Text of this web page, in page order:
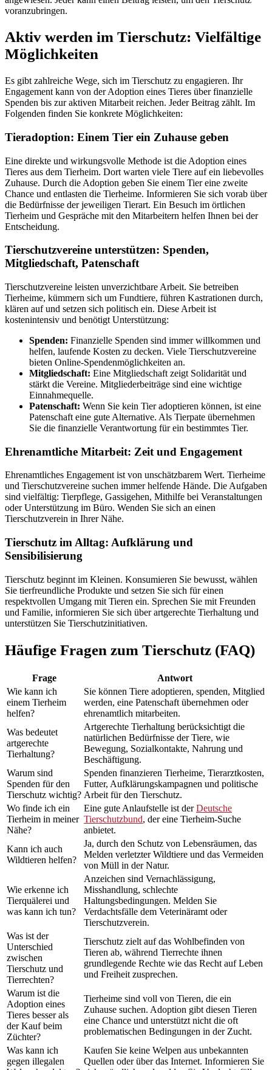
voranzubringen.
Aktiv werden im Tierschutz: Vielfältige
Möglichkeiten
Es gibt zahlreiche Wege, sich im Tierschutz zu engagieren. Ihr
Engagement kann von der Adoption eines Tieres über finanzielle
Spenden bis zur aktiven Mitarbeit reichen. Jeder Beitrag zählt. Im
Folgenden finden Sie konkrete Möglichkeiten:
Tieradoption: Einem Tier ein Zuhause geben
Eine direkte und wirkungsvolle Methode ist die Adoption eines
Tieres aus dem Tierheim. Dort warten viele Tiere auf ein liebevolles
Zuhause. Durch die Adoption geben Sie einem Tier eine zweite
Chance und entlasten die Tierheime. Informieren Sie sich vorab über
die Bedürfnisse der jeweiligen Tierart. Ein Besuch im örtlichen
Tierheim und Gespräche mit den Mitarbeitern helfen Ihnen bei der
Entscheidung.
Tierschutzvereine unterstützen: Spenden,
Mitgliedschaft, Patenschaft
Tierschutzvereine leisten unverzichtbare Arbeit. Sie betreiben
Tierheime, kümmern sich um Fundtiere, führen Kastrationen durch,
klären auf und setzen sich politisch ein. Diese Arbeit ist
kostenintensiv und benötigt Unterstützung:
Spenden: Finanzielle Spenden sind immer willkommen und
helfen, laufende Kosten zu decken. Viele Tierschutzvereine
bieten Online-Spendenmöglichkeiten an.
Mitgliedschaft: Eine Mitgliedschaft zeigt Solidarität und
stärkt die Vereine. Mitgliederbeiträge sind eine wichtige
Einnahmequelle.
Patenschaft: Wenn Sie kein Tier adoptieren können, ist eine
Patenschaft eine gute Alternative. Als Tierpate übernehmen
Sie die finanzielle Verantwortung für ein bestimmtes Tier.
Ehrenamtliche Mitarbeit: Zeit und Engagement
Ehrenamtliches Engagement ist von unschätzbarem Wert. Tierheime
und Tierschutzvereine suchen immer helfende Hände. Die Aufgaben
sind vielfältig: Tierpflege, Gassigehen, Mithilfe bei Veranstaltungen
oder Unterstützung im Büro. Wenden Sie sich an einen
Tierschutzverein in Ihrer Nähe.
Tierschutz im Alltag: Aufklärung und
Sensibilisierung
Tierschutz beginnt im Kleinen. Konsumieren Sie bewusst, wählen
Sie tierfreundliche Produkte und setzen Sie sich für einen
respektvollen Umgang mit Tieren ein. Sprechen Sie mit Freunden
und Familie, informieren Sie sich über artgerechte Tierhaltung und
unterstützen Sie Tierschutzinitiativen.
Häufige Fragen zum Tierschutz (FAQ)
Frage
Antwort
Wie kann ich
einem Tierheim
helfen?
Sie können Tiere adoptieren, spenden, Mitglied
werden, eine Patenschaft übernehmen oder
ehrenamtlich mitarbeiten.
Was bedeutet
artgerechte
Tierhaltung?
Artgerechte Tierhaltung berücksichtigt die
natürlichen Bedürfnisse der Tiere, wie
Bewegung, Sozialkontakte, Nahrung und
Beschäftigung.
Warum sind
Spenden für den
Tierschutz wichtig?
Spenden finanzieren Tierheime, Tierarztkosten,
Futter, Aufklärungskampagnen und politische
Arbeit für den Tierschutz.
Wo finde ich ein
Tierheim in meiner
Nähe?
Eine gute Anlaufstelle ist derDeutsche
Tierschutzbund, der eine Tierheim-Suche
anbietet.
Kann ich auch
Wildtieren helfen?
Ja, durch den Schutz von Lebensräumen, das
Melden verletzter Wildtiere und das Vermeiden
von Müll in der Natur.
Wie erkenne ich
Tierquälerei und
was kann ich tun?
Anzeichen sind Vernachlässigung,
Misshandlung, schlechte
Haltungsbedingungen. Melden Sie
Verdachtsfälle dem Veterinäramt oder
Tierschutzverein.
Was ist der
Unterschied
zwischen
Tierschutz und
Tierrechten?
Tierschutz zielt auf das Wohlbefinden von
Tieren ab, während Tierrechte ihnen
grundlegende Rechte wie das Recht auf Leben
und Freiheit zusprechen.
Warum ist die
Adoption eines
Tieres besser als
der Kauf beim
Züchter?
Tierheime sind voll von Tieren, die ein
Zuhause suchen. Adoption gibt diesen Tieren
eine Chance und unterstützt nicht die oft
problematischen Bedingungen in der Zucht.
Was kann ich
gegen illegalen
Kaufen Sie keine Welpen aus unbekannten
Quellen oder über das Internet. Informieren Sie